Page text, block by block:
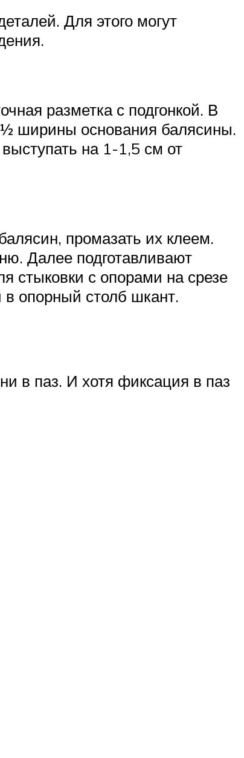
Для этого могут
разметка с подгонкой. В
½ ширины основания балясины.
на 1-1,5 см от
промазать их клеем.
Далее подготавливают
стыковки с опорами на срезе
в опорный столб шкант.
в паз. И хотя фиксация в паз